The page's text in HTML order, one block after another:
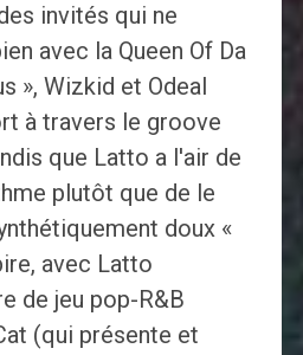
invités qui ne
avec la Queen Of Da
», Wizkid et Odeal
à travers le groove
que Latto a l'air de
plutôt que de le
doux «
avec Latto
de jeu pop-R&B
(qui présente et